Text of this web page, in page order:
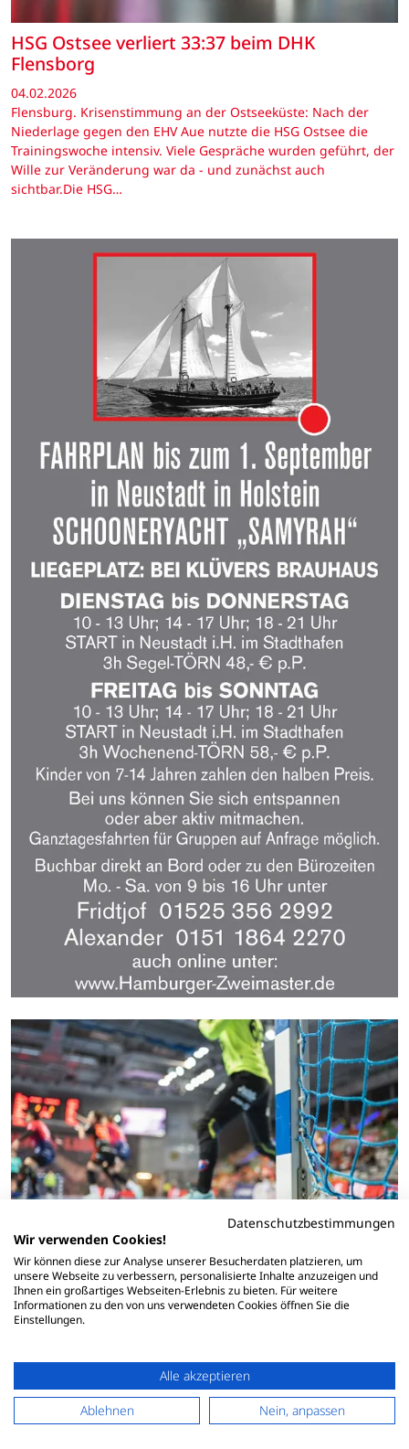
HSG Ostsee verliert 33:37 beim DHK
Flensborg
04.02.2026
Flensburg. Krisenstimmung an der Ostseeküste: Nach der
Niederlage gegen den EHV Aue nutzte die HSG Ostsee die
Trainingswoche intensiv. Viele Gespräche wurden geführt, der
Wille zur Veränderung war da - und zunächst auch
sichtbar.Die HSG…
HSG Ostsee erleidet Schiffbruch im
Abstiegskampf
HSG Ostsee N/G 31:43 EHV AueDie HSG Ostsee N/G hat im
ersten Heimspiel des Kalenderjahres eine herbe Niederlage
hinnehmen müssen. Gegen den haushohen Favoriten vom
EHV Aue setzte es die erwartete Pleite, die zur Folge hat, dass
Datenschutzbestimmungen
Wir verwenden Cookies!
Wir können diese zur Analyse unserer Besucherdaten platzieren, um
unsere Webseite zu verbessern, personalisierte Inhalte anzuzeigen und
Ihnen ein großartiges Webseiten-Erlebnis zu bieten. Für weitere
Informationen zu den von uns verwendeten Cookies öffnen Sie die
Einstellungen.
Alle akzeptieren
Ablehnen
Nein, anpassen